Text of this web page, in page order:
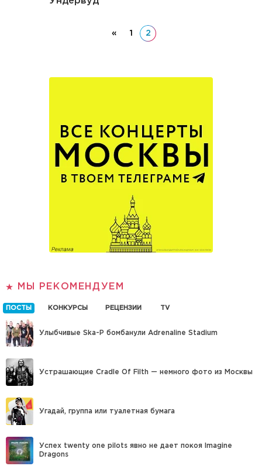
« 1 2
МЫ РЕКОМЕНДУЕМ
ПОСТЫ КОНКУРСЫ РЕЦЕНЗИИ TV
Улыбчивые Ska-P бомбанули Adrenaline Stadium
Устрашающие Cradle Of Filth — немного фото из Москвы
Угадай, группа или туалетная бумага
Успех twenty one pilots явно не дает покоя Imagine
Dragons